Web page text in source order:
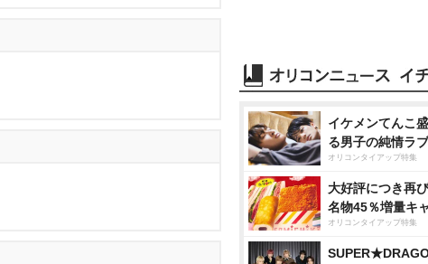
イケメンてんこ
る男子の純情ラ
オリコンタイアップ特集
大好評につき再
名物45％増量キ
オリコンタイアップ特集